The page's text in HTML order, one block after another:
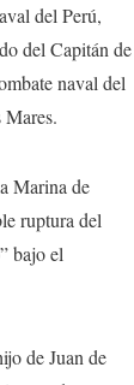
del Perú,
del Capitán de
naval del
Marina de
ruptura del
bajo el
de Juan de